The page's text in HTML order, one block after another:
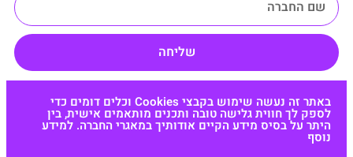
שליחה
באתר זה נעשה שימוש בקבצי Cookies וכלים דומים כדי
לספק לך חווית גלישה טובה ותכנים מותאמים אישית, בין
היתר על בסיס מידע הקיים אודותיך במאגרי החברה. למידע
נוסף